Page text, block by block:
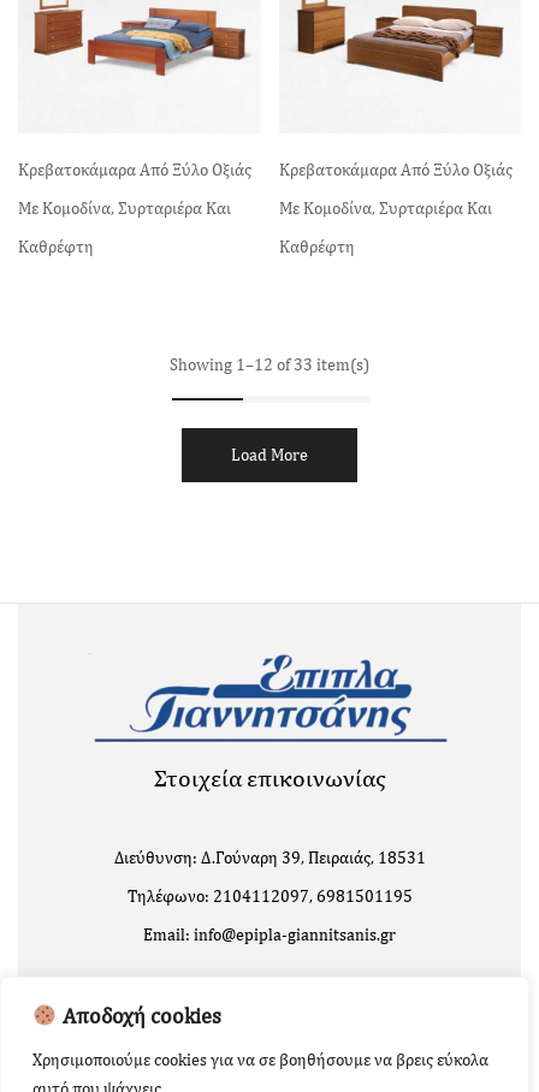
Αποδοχή cookies
Χρησιμοποιούμε cookies για να σε βοηθήσουμε να βρεις εύκολα
Κρεβατοκάμαρα Από Ξύλο Οξιάς
Με Κομοδίνα, Συρταριέρα Και
Καθρέφτη
Κρεβατοκάμαρα Από Ξύλο Οξιάς
Με Κομοδίνα, Συρταριέρα Και
Καθρέφτη
Showing 1–12 of 33 item(s)
Load More
Στοιχεία επικοινωνίας
Διεύθυνση: Δ.Γούναρη 39, Πειραιάς, 18531
Τηλέφωνο: 2104112097, 6981501195
Email: info@epipla-giannitsanis.gr